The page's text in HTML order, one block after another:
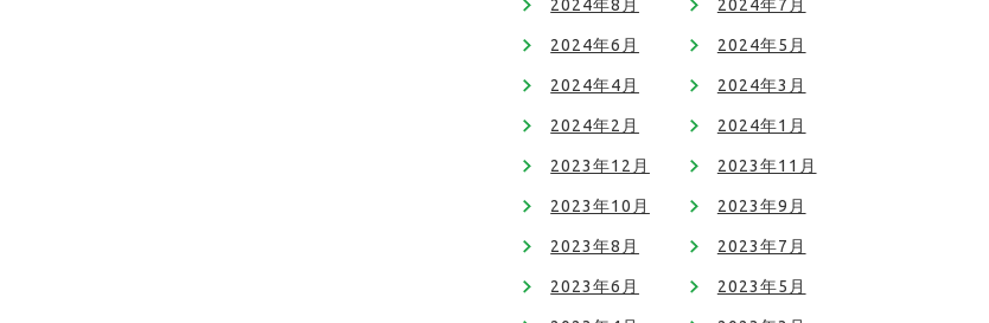
2024年8月 2024年7月
2024年6月 2024年5月
2024年4月 2024年3月
2024年2月 2024年1月
2023年12月 2023年11月
2023年10月 2023年9月
2023年8月 2023年7月
2023年6月 2023年5月